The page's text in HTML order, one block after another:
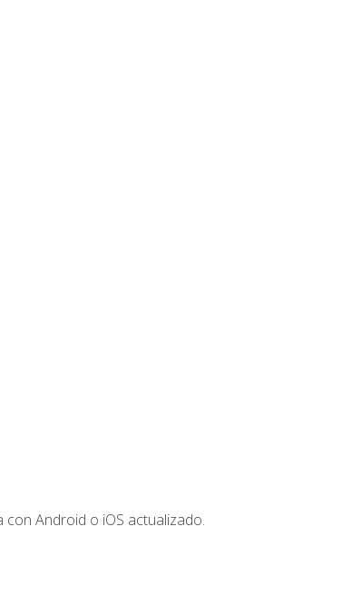
Android o iOS actualizado.